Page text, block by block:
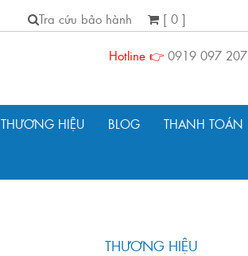
Tra cứu bảo hành
[ 0 ]
Hotline 👉 0919 097 207
THƯƠNG HIỆU BLOG THANH TOÁN
THƯƠNG HIỆU